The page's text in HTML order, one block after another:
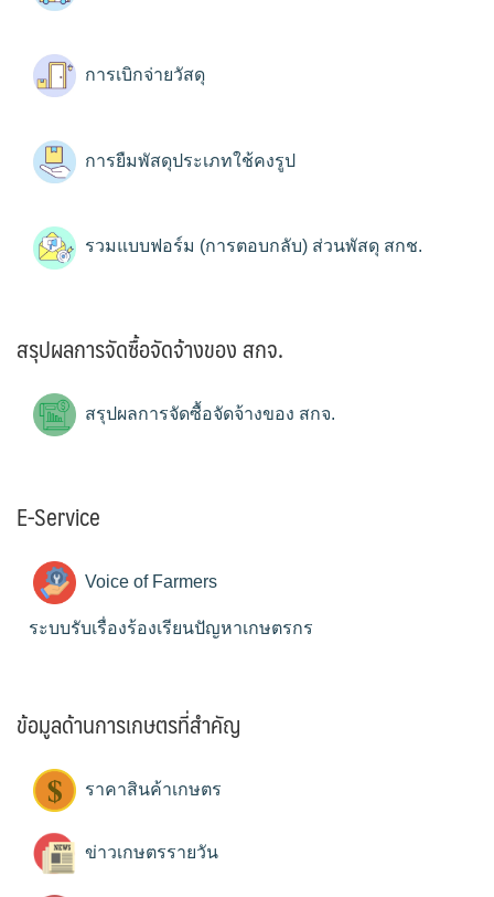
การเบิกจ่ายวัสดุ
การยืมพัสดุประเภทใช้คงรูป
รวมแบบฟอร์ม (การตอบกลับ) ส่วนพัสดุ สกช.
สรุปผลการจัดซื้อจัดจ้างของ สกจ.
สรุปผลการจัดซื้อจัดจ้างของ สกจ.
E-Service
Voice of Farmers
ระบบรับเรื่องร้องเรียนปัญหาเกษตรกร
ข้อมูลด้านการเกษตรที่สำคัญ
ราคาสินค้าเกษตร
ข่าวเกษตรรายวัน